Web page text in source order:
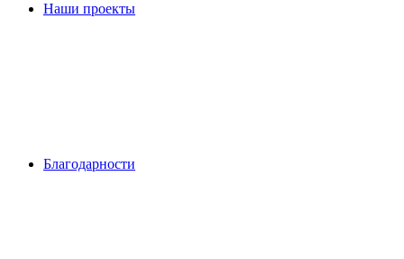
Наши проекты
Благодарности